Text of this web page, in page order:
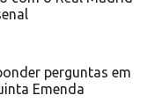
perguntas em
Emenda